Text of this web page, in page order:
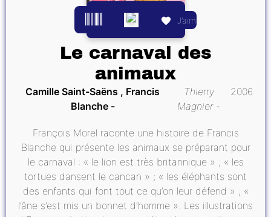
J’aime
Le carnaval des
animaux
Camille Saint-Saëns , Francis
Blanche
Thierry
Magnier
2006
François Morel raconte une histoire de Francis
Blanche qui présente les animaux se préparant pour
le carnaval : « le lion est très britannique » ; « les
tortues dansent le cancan » ; « les éléphants sont
des enfants qui font tout ce qu’on leur défend » ; «
l’âne s’est mis un bonnet d’homme ». Les illustrations